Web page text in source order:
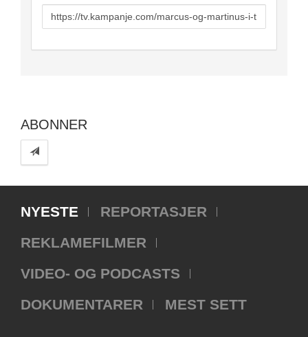
URL
to
ABONNER
NYESTE
REPORTASJER
REKLAMEFILMER
VIDEO- OG PODCASTS
DOKUMENTARER
MEST SETT